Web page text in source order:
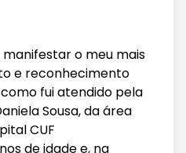
o meu mais
e reconhecimento
fui atendido pela
Sousa, da área
CUF
de idade e, na